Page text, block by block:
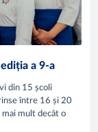
a 9-a
din 15 școli
între 16 și 20
mai mult decât o